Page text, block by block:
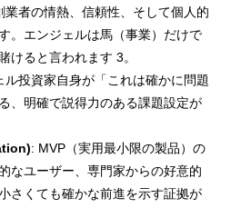
業者の情熱、信頼性、そして個人的
。エンジェルは馬（事業）だけで
けると言われます 3。
ル投資家自身が「これは確かに問題
、明確で説得力のある課題設定が
: MVP（実用最小限の製品）の
なユーザー、専門家からの好意的
さくても確かな前進を示す証拠が